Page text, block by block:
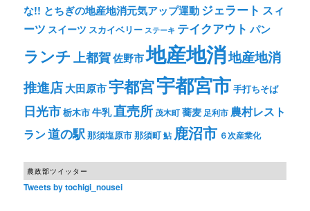
な!! とちぎの地産地消元気アップ運動ジェラート スィ
ーツ スイーツ スカイベリー ステーキ テイクアウト パン
ランチ上都賀佐野市地産地消地産地消
推進店大田原市宇都宮宇都宮市手打ちそば
日光市栃木市牛乳直売所 茂木町蕎麦 足利市 農村レスト
ラン道の駅那須塩原市那須町鮎 鹿沼市 ６次産業化
農政部ツイッター
Tweets by tochigi_nousei